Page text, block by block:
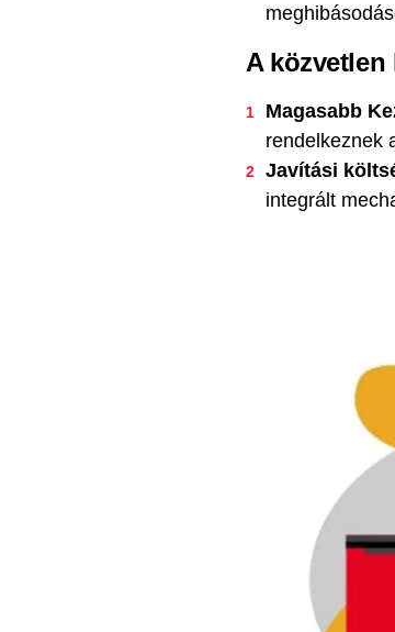
A
Magasabb
rendelkeznek
Javítási
integrált